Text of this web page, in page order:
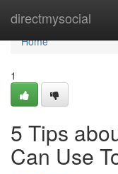
directmysocial
Home
Home
1
5 Tips
Can Use